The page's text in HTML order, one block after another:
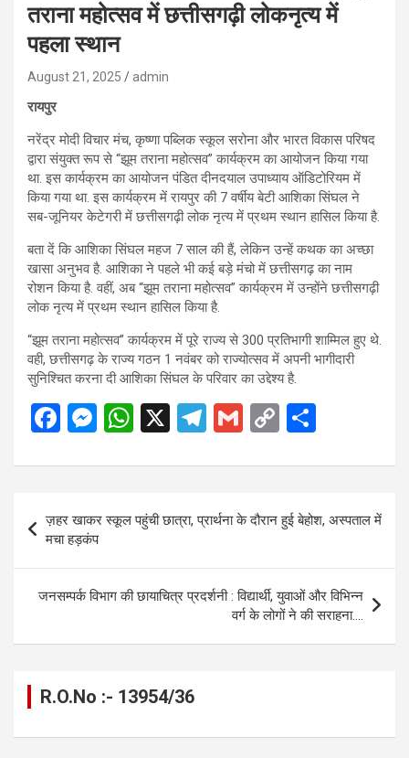
तराना महोत्सव में छत्तीसगढ़ी लोकनृत्य में
पहला स्थान
August 21, 2025 admin
रायपुर
नरेंद्र मोदी विचार मंच, कृष्णा पब्लिक स्कूल सरोना और भारत विकास परिषद
द्वारा संयुक्त रूप से “झूम तराना महोत्सव” कार्यक्रम का आयोजन किया गया
था. इस कार्यक्रम का आयोजन पंडित दीनदयाल उपाध्याय ऑडिटोरियम में
किया गया था. इस कार्यक्रम में रायपुर की 7 वर्षीय बेटी आशिका सिंघल ने
सब-जूनियर केटेगरी में छत्तीसगढ़ी लोक नृत्य में प्रथम स्थान हासिल किया है.
बता दें कि आशिका सिंघल महज 7 साल की हैं, लेकिन उन्हें कथक का अच्छा
खासा अनुभव है. आशिका ने पहले भी कई बड़े मंचो में छत्तीसगढ़ का नाम
रोशन किया है. वहीं, अब “झूम तराना महोत्सव” कार्यक्रम में उन्होंने छत्तीसगढ़ी
लोक नृत्य में प्रथम स्थान हासिल किया है.
“झूम तराना महोत्सव” कार्यक्रम में पूरे राज्य से 300 प्रतिभागी शाम्मिल हुए थे.
वही, छत्तीसगढ़ के राज्य गठन 1 नवंबर को राज्योत्सव में अपनी भागीदारी
सुनिश्चित करना दी आशिका सिंघल के परिवार का उद्देश्य है.
F
ce
o
o
k
M
se
g
er
W
at
s
A
p
p
X
T
e
gr
a
m
G
ail
C
py
Li
n
k
ar
navigation
ज़हर खाकर स्कूल पहुंची छात्रा, प्रार्थना के दौरान हुई बेहोश, अस्पताल में
मचा हड़कंप
जनसम्पर्क विभाग की छायाचित्र प्रदर्शनी : विद्यार्थी, युवाओं और विभिन्न
वर्ग के लोगों ने की सराहना….
R.O.No :- 13954/36